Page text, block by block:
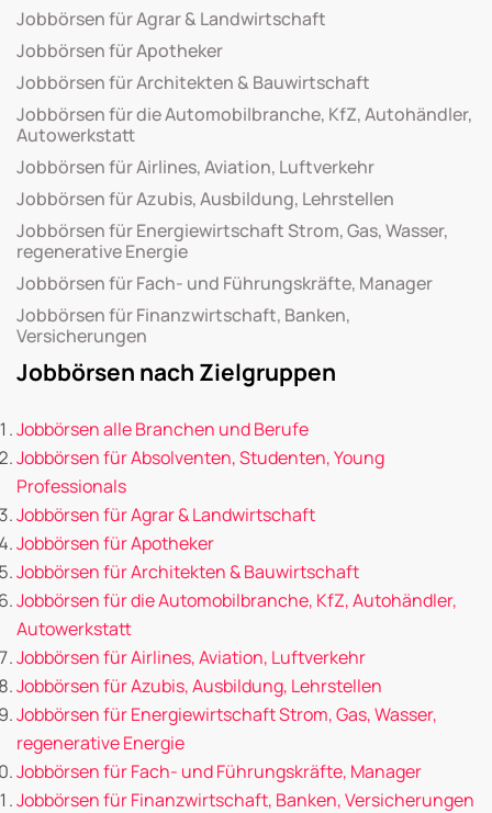
Jobbörsen für Agrar & Landwirtschaft
Jobbörsen für Apotheker
Jobbörsen für Architekten & Bauwirtschaft
Jobbörsen für die Automobilbranche, KfZ, Autohändler,
Autowerkstatt
Jobbörsen für Airlines, Aviation, Luftverkehr
Jobbörsen für Azubis, Ausbildung, Lehrstellen
Jobbörsen für Energiewirtschaft Strom, Gas, Wasser,
regenerative Energie
Jobbörsen für Fach- und Führungskräfte, Manager
Jobbörsen für Finanzwirtschaft, Banken,
Versicherungen
Jobbörsen nach Zielgruppen
Jobbörsen alle Branchen und Berufe
Jobbörsen für Absolventen, Studenten, Young
Professionals
Jobbörsen für Agrar & Landwirtschaft
Jobbörsen für Apotheker
Jobbörsen für Architekten & Bauwirtschaft
Jobbörsen für die Automobilbranche, KfZ, Autohändler,
Autowerkstatt
Jobbörsen für Airlines, Aviation, Luftverkehr
Jobbörsen für Azubis, Ausbildung, Lehrstellen
Jobbörsen für Energiewirtschaft Strom, Gas, Wasser,
regenerative Energie
Jobbörsen für Fach- und Führungskräfte, Manager
Jobbörsen für Finanzwirtschaft, Banken, Versicherungen